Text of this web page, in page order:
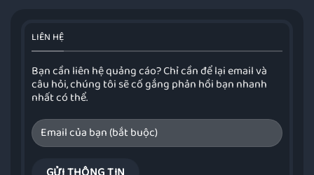
LIÊN HỆ
Bạn cần liên hệ quảng cáo? Chỉ cần để lại email và
câu hỏi, chúng tôi sẽ cố gắng phản hồi bạn nhanh
nhất có thể.